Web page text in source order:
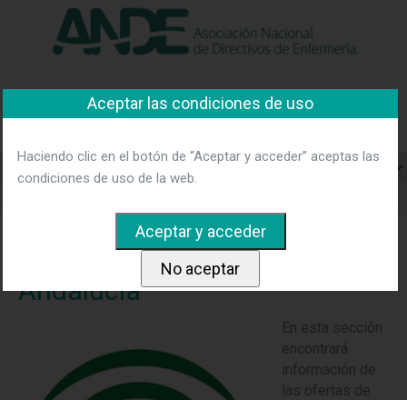
"Ver política"
Asociación Nacional de
Directivos de Enfermería
Oferta Pública Empleo
Andalucía
En esta sección
encontrará
información de
las ofertas de
Aceptar las condiciones de uso
Haciendo clic en el botón de “Aceptar y acceder” aceptas las
condiciones de uso de la web.